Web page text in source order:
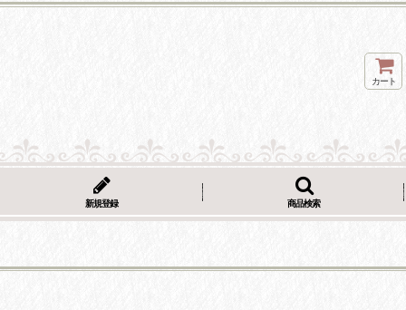
カート
新規登録 商品検索